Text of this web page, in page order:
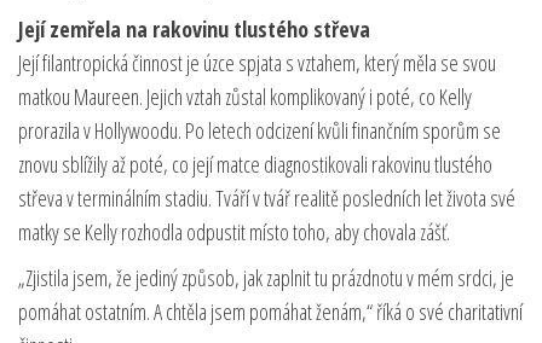
Její zemřela na rakovinu tlustého střeva
Její filantropická činnost je úzce spjata s vztahem, který měla se svou
matkou Maureen. Jejich vztah zůstal komplikovaný i poté, co Kelly
prorazila v Hollywoodu. Po letech odcizení kvůli finančním sporům se
znovu sblížily až poté, co její matce diagnostikovali rakovinu tlustého
střeva v terminálním stadiu. Tváří v tvář realitě posledních let života své
matky se Kelly rozhodla odpustit místo toho, aby chovala zášť.
„Zjistila jsem, že jediný způsob, jak zaplnit tu prázdnotu v mém srdci, je
pomáhat ostatním. A chtěla jsem pomáhat ženám,“ říká o své charitativní